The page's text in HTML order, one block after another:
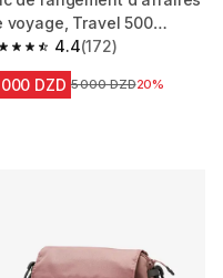
voyage, Travel 500
4.4
out of 5 stars from 172
(172)
DZD Prix avant la réduction
5 000 DZD20%